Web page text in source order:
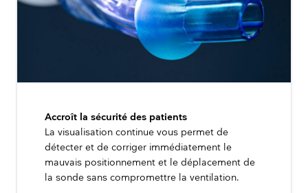
Accroît la sécurité des patients
La visualisation continue vous permet de
détecter et de corriger immédiatement le
mauvais positionnement et le déplacement de
la sonde sans compromettre la ventilation.